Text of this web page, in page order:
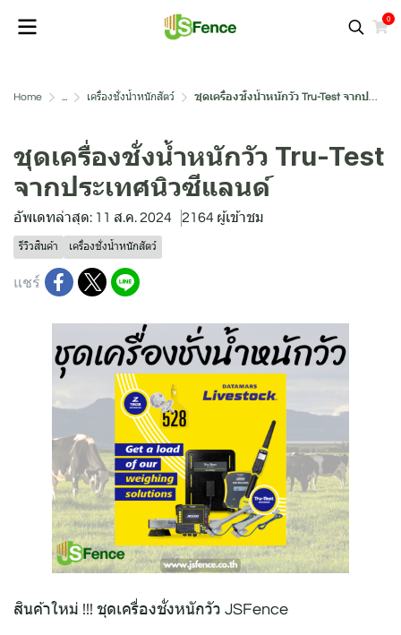
0
Home ... เครื่องชั่งน้ำหนักสัตว์ ชุดเครื่องชั่งน้ำหนักวัว Tru-Test จากประเทศนิวซีแลนด์
ชุดเครื่องชั่งน้ำหนักวัว Tru-Test
จากประเทศนิวซีแลนด์
อัพเดทล่าสุด: 11 ส.ค. 2024 2164 ผู้เข้าชม
รีวิวสินค้า เครื่องชั่งน้ำหนักสัตว์
แชร์
สินค้าใหม่ !!! ชุดเครื่องชั่งหนักวัว JSFence